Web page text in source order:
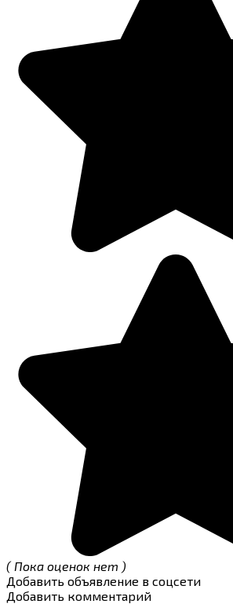
( Пока оценок нет )
Добавить объявление в соцсети
Добавить комментарий